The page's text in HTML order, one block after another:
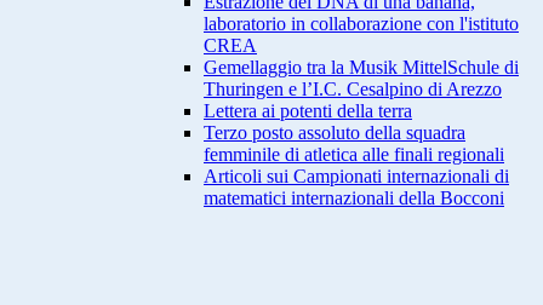
laboratorio in collaborazione con l'istituto
CREA
Gemellaggio tra la Musik MittelSchule di
Thuringen e l’I.C. Cesalpino di Arezzo
Lettera ai potenti della terra
Terzo posto assoluto della squadra
femminile di atletica alle finali regionali
Articoli sui Campionati internazionali di
matematici internazionali della Bocconi